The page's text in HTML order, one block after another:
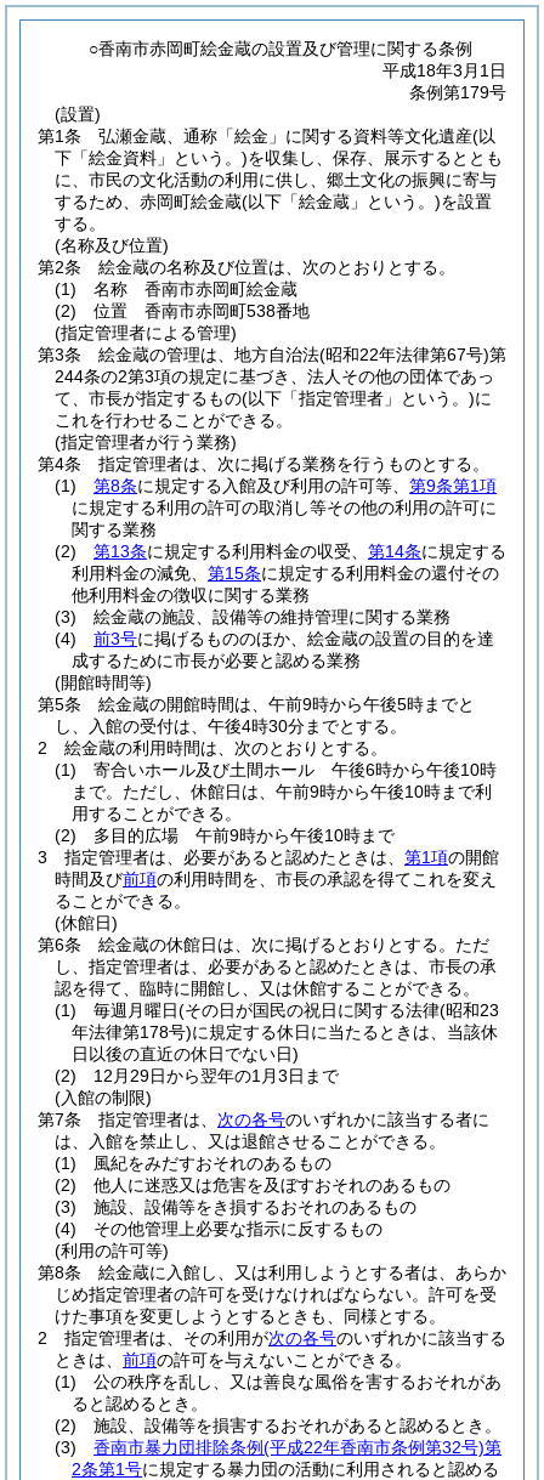
○香南市赤岡町絵金蔵の設置及び管理に関する条例
平成18年3月1日
条例第179号
(設置)
第1条
弘瀬金蔵、通称「絵金」に関する資料等文化遺産(以
下「絵金資料」という。)を収集し、保存、展示するととも
に、市民の文化活動の利用に供し、郷土文化の振興に寄与
するため、赤岡町絵金蔵(以下「絵金蔵」という。)を設置
する。
(名称及び位置)
第2条
絵金蔵の名称及び位置は、次のとおりとする。
(1)
名称 香南市赤岡町絵金蔵
(2)
位置 香南市赤岡町538番地
(指定管理者による管理)
第3条
絵金蔵の管理は、地方自治法(昭和22年法律第67号)第
244条の2第3項の規定に基づき、法人その他の団体であっ
て、市長が指定するもの(以下「指定管理者」という。)に
これを行わせることができる。
(指定管理者が行う業務)
第4条
指定管理者は、次に掲げる業務を行うものとする。
(1)
第8条に規定する入館及び利用の許可等、 第9条第1項
に規定する利用の許可の取消し等その他の利用の許可に
関する業務
(2)
第13条に規定する利用料金の収受、 第14条に規定する
利用料金の減免、 第15条に規定する利用料金の還付その
他利用料金の徴収に関する業務
(3)
絵金蔵の施設、設備等の維持管理に関する業務
(4)
前3号に掲げるもののほか、絵金蔵の設置の目的を達
成するために市長が必要と認める業務
(開館時間等)
第5条
絵金蔵の開館時間は、午前9時から午後5時までと
し、入館の受付は、午後4時30分までとする。
2
絵金蔵の利用時間は、次のとおりとする。
(1)
寄合いホール及び土間ホール 午後6時から午後10時
まで。 ただし、休館日は、午前9時から午後10時まで利
用することができる。
(2)
多目的広場 午前9時から午後10時まで
3
指定管理者は、必要があると認めたときは、 第1項の開館
時間及び前項の利用時間を、市長の承認を得てこれを変え
ることができる。
(休館日)
第6条
絵金蔵の休館日は、次に掲げるとおりとする。 ただ
し、指定管理者は、必要があると認めたときは、市長の承
認を得て、臨時に開館し、又は休館することができる。
(1)
毎週月曜日(その日が国民の祝日に関する法律(昭和23
年法律第178号)に規定する休日に当たるときは、当該休
日以後の直近の休日でない日)
(2)
12月29日から翌年の1月3日まで
(入館の制限)
第7条
指定管理者は、 次の各号のいずれかに該当する者に
は、入館を禁止し、又は退館させることができる。
(1)
風紀をみだすおそれのあるもの
(2)
他人に迷惑又は危害を及ぼすおそれのあるもの
(3)
施設、設備等をき損するおそれのあるもの
(4)
その他管理上必要な指示に反するもの
(利用の許可等)
第8条
絵金蔵に入館し、又は利用しようとする者は、あらか
じめ指定管理者の許可を受けなければならない。 許可を受
けた事項を変更しようとするときも、同様とする。
2
指定管理者は、その利用が次の各号のいずれかに該当する
ときは、 前項の許可を与えないことができる。
(1)
公の秩序を乱し、又は善良な風俗を害するおそれがあ
ると認めるとき。
(2)
施設、設備等を損害するおそれがあると認めるとき。
(3)
香南市暴力団排除条例(平成22年香南市条例第32号)第
2条第1号に規定する暴力団の活動に利用されると認める